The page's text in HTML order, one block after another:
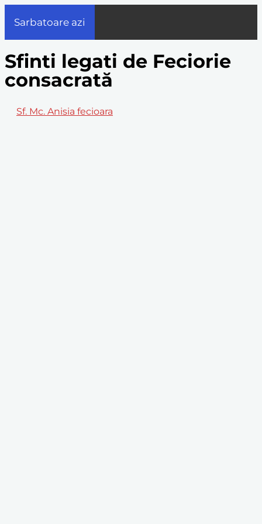
Sarbatoare azi
Sfinti legati de Feciorie
consacrată
Sf. Mc. Anisia fecioara